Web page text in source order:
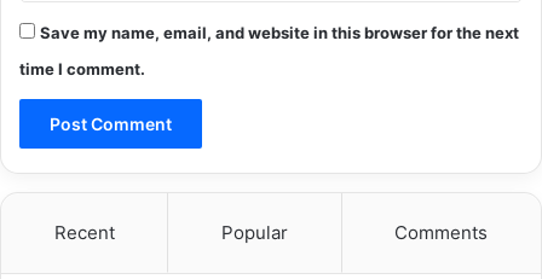
Save my name, email, and website in this browser for the next
time I comment.
Recent Popular Comments